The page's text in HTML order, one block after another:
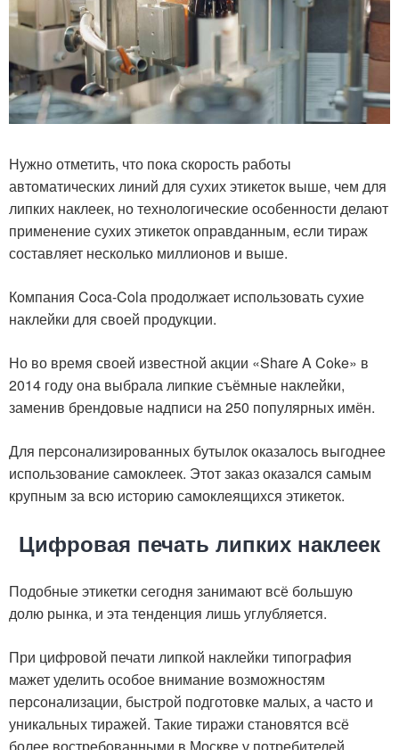
Нужно отметить, что пока скорость работы
автоматических линий для сухих этикеток выше, чем для
липких наклеек, но технологические особенности делают
применение сухих этикеток оправданным, если тираж
составляет несколько миллионов и выше.
Компания Coca-Cola продолжает использовать сухие
наклейки для своей продукции.
Но во время своей известной акции «Share A Coke» в
2014 году она выбрала липкие съёмные наклейки,
заменив брендовые надписи на 250 популярных имён.
Для персонализированных бутылок оказалось выгоднее
использование самоклеек. Этот заказ оказался самым
крупным за всю историю самоклеящихся этикеток.
Цифровая печать липких наклеек
Подобные этикетки сегодня занимают всё большую
долю рынка, и эта тенденция лишь углубляется.
При цифровой печати липкой наклейки типография
мажет уделить особое внимание возможностям
персонализации, быстрой подготовке малых, а часто и
уникальных тиражей. Такие тиражи становятся всё